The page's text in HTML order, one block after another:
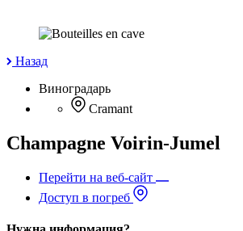
Назад
Виноградарь
Cramant
Champagne Voirin-Jumel
Перейти на веб-сайт
Доступ в погреб